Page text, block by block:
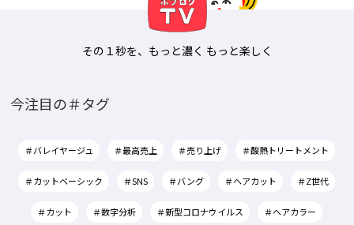
その１秒を、もっと濃く もっと楽しく
今注目の＃タグ
＃バレイヤージュ ＃最高売上 ＃売り上げ ＃酸熱トリートメント
＃カットベーシック ＃SNS ＃バング ＃ヘアカット ＃Z世代
＃カット ＃数字分析 ＃新型コロナウイルス ＃ヘアカラー